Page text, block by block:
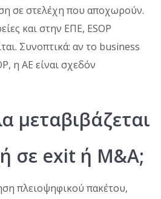
σε στελέχη που αποχωρούν.
και στην ΕΠΕ, ESOP
Συνοπτικά: αν το business
η ΑΕ είναι σχεδόν
μεταβιβάζεται
σε exit ή M&A;
πλειοψηφικού πακέτου,